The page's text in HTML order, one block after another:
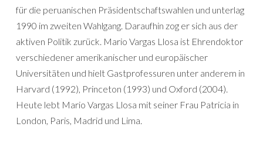
für die peruanischen Präsidentschaftswahlen und unterlag
1990 im zweiten Wahlgang. Daraufhin zog er sich aus der
aktiven Politik zurück. Mario Vargas Llosa ist Ehrendoktor
verschiedener amerikanischer und europäischer
Universitäten und hielt Gastprofessuren unter anderem in
Harvard (1992), Princeton (1993) und Oxford (2004).
Heute lebt Mario Vargas Llosa mit seiner Frau Patricia in
London, Paris, Madrid und Lima.